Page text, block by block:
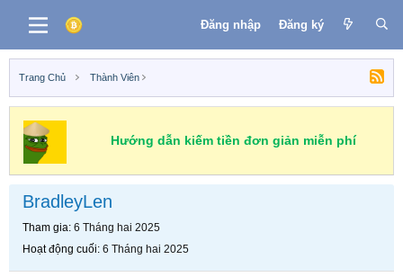
Đăng nhập Đăng ký
Trang Chủ Thành Viên
Hướng dẫn kiếm tiền đơn giản miễn phí
BradleyLen
Tham gia 6 Tháng hai 2025
Hoạt động cuối 6 Tháng hai 2025